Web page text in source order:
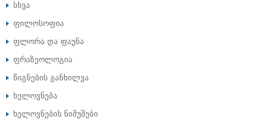
სხვა
ფილოსოფია
ფლორა და ფაუნა
ფრაზეოლოგია
წიგნების განხილვა
ხელოვნება
ხელოვნების ნიმუშები